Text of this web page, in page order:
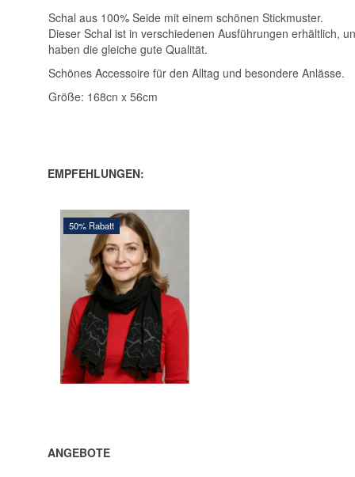
Schal aus 100% Seide mit einem schönen Stickmuster.
Dieser Schal ist in verschiedenen Ausführungen erhältlich,
haben die gleiche gute Qualität.
Schönes Accessoire für den Alltag und besondere Anlässe.
Größe: 168cn x 56cm
EMPFEHLUNGEN:
50% Rabatt
160,00 DKK
320,00 DKK
Sie sparen:160,00 DKK
IN DEN
WARENKORB
ANGEBOTE